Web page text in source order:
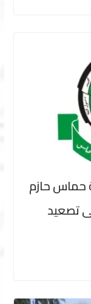
حماس حازم
تصعيد